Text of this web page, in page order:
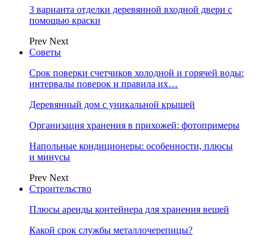
3 варианта отделки деревянной входной двери с
помощью краски
Prev Next
Советы
Срок поверки счетчиков холодной и горячей воды:
интервалы поверок и правила их…
Деревянный дом с уникальной крышей
Организация хранения в прихожей: фотопримеры
Напольные кондиционеры: особенности, плюсы
и минусы
Prev Next
Строительство
Плюсы аренды контейнера для хранения вещей
Какой срок службы металлочерепицы?